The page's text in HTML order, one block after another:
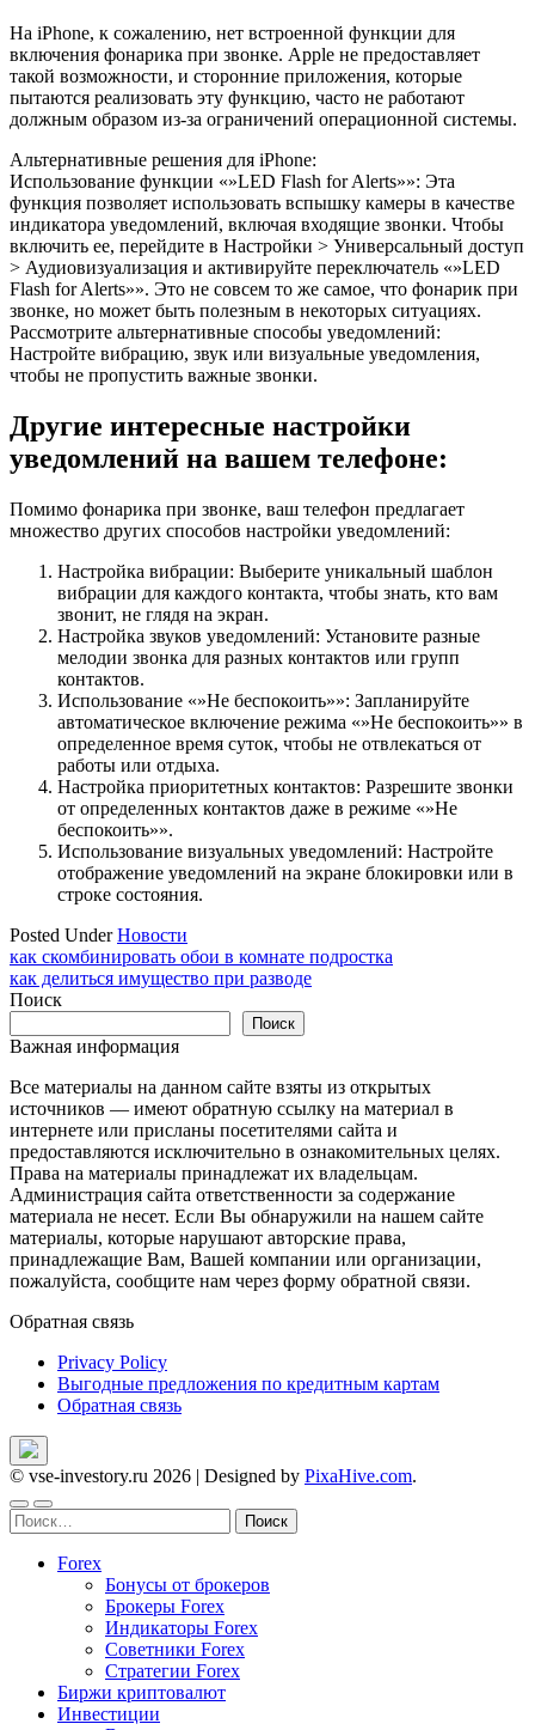
На iPhone, к сожалению, нет встроенной функции для
включения фонарика при звонке. Apple не предоставляет
такой возможности, и сторонние приложения, которые
пытаются реализовать эту функцию, часто не работают
должным образом из-за ограничений операционной системы.
Альтернативные решения для iPhone:
Использование функции «»LED Flash for Alerts»»: Эта
функция позволяет использовать вспышку камеры в качестве
индикатора уведомлений, включая входящие звонки. Чтобы
включить ее, перейдите в Настройки > Универсальный доступ
> Аудиовизуализация и активируйте переключатель «»LED
Flash for Alerts»». Это не совсем то же самое, что фонарик при
звонке, но может быть полезным в некоторых ситуациях.
Рассмотрите альтернативные способы уведомлений:
Настройте вибрацию, звук или визуальные уведомления,
чтобы не пропустить важные звонки.
Другие интересные настройки
уведомлений на вашем телефоне:
Помимо фонарика при звонке, ваш телефон предлагает
множество других способов настройки уведомлений:
Настройка вибрации: Выберите уникальный шаблон
вибрации для каждого контакта, чтобы знать, кто вам
звонит, не глядя на экран.
Настройка звуков уведомлений: Установите разные
мелодии звонка для разных контактов или групп
контактов.
Использование «»Не беспокоить»»: Запланируйте
автоматическое включение режима «»Не беспокоить»» в
определенное время суток, чтобы не отвлекаться от
работы или отдыха.
Настройка приоритетных контактов: Разрешите звонки
от определенных контактов даже в режиме «»Не
беспокоить»».
Использование визуальных уведомлений: Настройте
отображение уведомлений на экране блокировки или в
строке состояния.
Posted UnderНовости
Навигация
по
как скомбинировать обои в комнате подростка
как делиться имущество при разводе
Поиск
Поиск
Важная информация
Все материалы на данном сайте взяты из открытых
источников — имеют обратную ссылку на материал в
интернете или присланы посетителями сайта и
предоставляются исключительно в ознакомительных целях.
Права на материалы принадлежат их владельцам.
Администрация сайта ответственности за содержание
материала не несет. Если Вы обнаружили на нашем сайте
материалы, которые нарушают авторские права,
принадлежащие Вам, Вашей компании или организации,
пожалуйста, сообщите нам через форму обратной связи.
Обратная связь
Privacy Policy
Выгодные предложения по кредитным картам
Обратная связь
© vse-investory.ru 2026 | Designed by PixaHive.com.
Найти:
Forex
Бонусы от брокеров
Брокеры Forex
Индикаторы Forex
Советники Forex
Стратегии Forex
Биржи криптовалют
Инвестиции